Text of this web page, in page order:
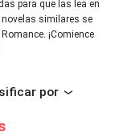
para que las lea en
novelas similares se
¡Comience
por